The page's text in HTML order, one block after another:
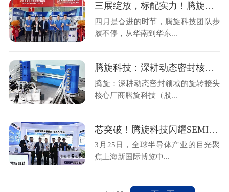
三展绽放，标配实力！腾旋科技亮相三大行业盛会
四月是奋进的时节，腾旋科技团队步
履不停，从华南到华东...
腾旋科技：深耕动态密封核心技术，支撑半导体装备关键环节
腾旋：深耕动态密封领域的旋转接头
核心厂商腾旋科技（股...
芯突破！腾旋科技闪耀SEMICON China 2026
3月25日，全球半导体产业的目光聚
焦上海新国际博览中...